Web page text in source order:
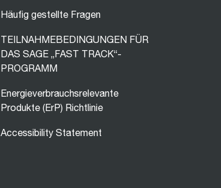
Häufig gestellte Fragen
TEILNAHMEBEDINGUNGEN FÜR
DAS SAGE „FAST TRACK“-
PROGRAMM
Energieverbrauchsrelevante
Produkte (ErP) Richtlinie
Accessibility Statement